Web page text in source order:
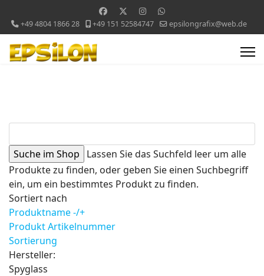
+49 4804 1866 28 +49 151 52584747 epsilongrafix@web.de
Lassen Sie das Suchfeld leer um alle
Produkte zu finden, oder geben Sie einen Suchbegriff
ein, um ein bestimmtes Produkt zu finden.
Sortiert nach
Produktname -/+
Produkt Artikelnummer
Sortierung
Hersteller:
Spyglass